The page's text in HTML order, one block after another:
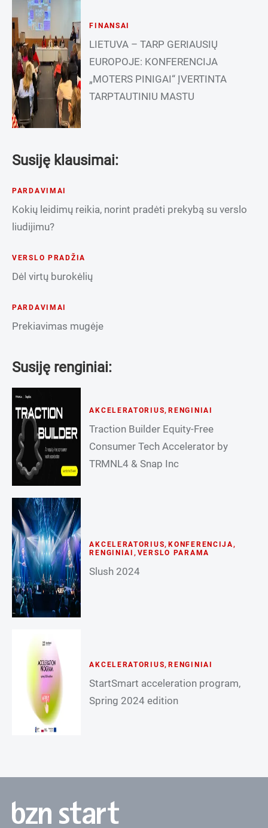
FINANSAI
LIETUVA – TARP GERIAUSIŲ
EUROPOJE: KONFERENCIJA
„MOTERS PINIGAI“ ĮVERTINTA
TARPTAUTINIU MASTU
Susiję klausimai:
PARDAVIMAI
Kokių leidimų reikia, norint pradėti prekybą su verslo
liudijimu?
VERSLO PRADŽIA
Dėl virtų burokėlių
PARDAVIMAI
Prekiavimas mugėje
Susiję renginiai:
AKCELERATORIUS, RENGINIAI
Traction Builder Equity-Free
Consumer Tech Accelerator by
TRMNL4 & Snap Inc
AKCELERATORIUS, KONFERENCIJA,
RENGINIAI , VERSLO PARAMA
Slush 2024
AKCELERATORIUS, RENGINIAI
StartSmart acceleration program,
Spring 2024 edition